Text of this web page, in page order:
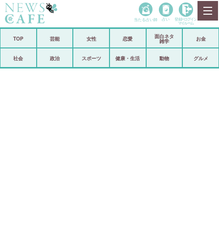
政治
当たる占い師 占い 登録• ログイン
マイルーム
TOP 芸能 女性 恋愛
面白ネタ
雑学
お金
社会 政治 スポーツ 健康・生活 動物 グルメ